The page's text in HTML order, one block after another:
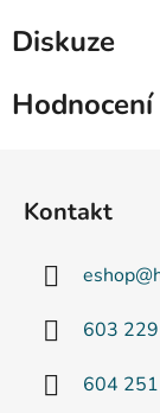
Diskuze
Hodnocení
Kontakt
eshop@
603
604